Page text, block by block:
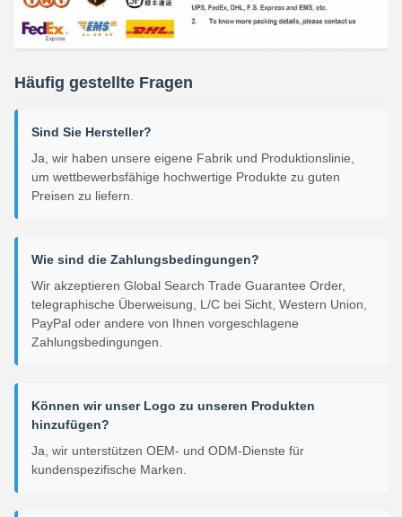
Häufig gestellte Fragen
Sind Sie Hersteller?
Ja, wir haben unsere eigene Fabrik und Produktionslinie,
um wettbewerbsfähige hochwertige Produkte zu guten
Preisen zu liefern.
Wie sind die Zahlungsbedingungen?
Wir akzeptieren Global Search Trade Guarantee Order,
telegraphische Überweisung, L/C bei Sicht, Western Union,
PayPal oder andere von Ihnen vorgeschlagene
Zahlungsbedingungen.
Können wir unser Logo zu unseren Produkten
hinzufügen?
Ja, wir unterstützen OEM- und ODM-Dienste für
kundenspezifische Marken.